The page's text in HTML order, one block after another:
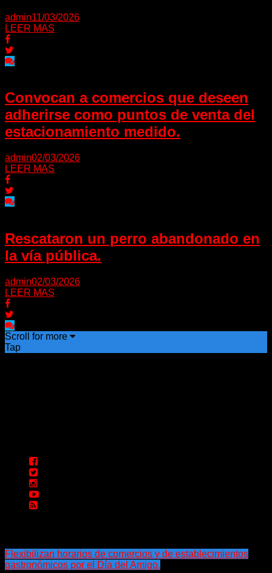
admin11/03/2026
LEER MAS
Convocan a comercios que deseen
adherirse como puntos de venta del
estacionamiento medido.
admin02/03/2026
LEER MAS
Rescataron un perro abandonado en
la vía pública.
admin02/03/2026
LEER MAS
Scroll for more
Tap
Flexibilizan horarios de comercios y de establecimientos
gastronómicos por el Día del Amigo.